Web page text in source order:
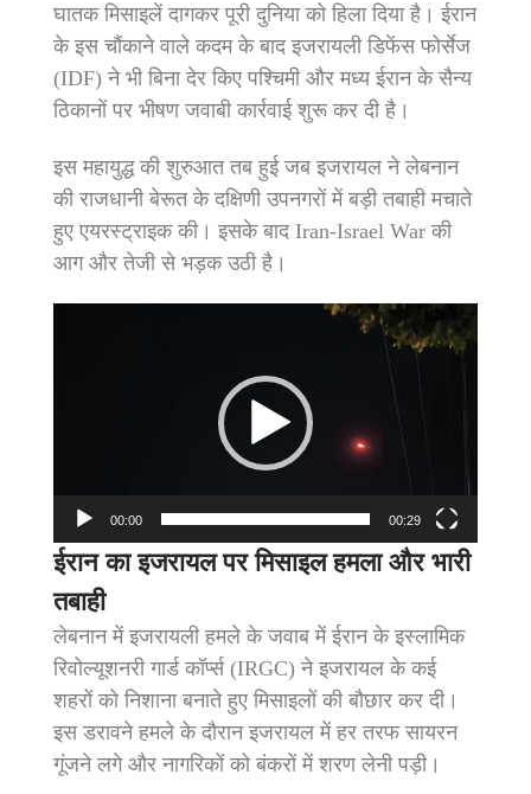
घातक मिसाइलें दागकर पूरी दुनिया को हिला दिया है। ईरान
के इस चौंकाने वाले कदम के बाद इजरायली डिफेंस फोर्सेज
(IDF) ने भी बिना देर किए पश्चिमी और मध्य ईरान के सैन्य
ठिकानों पर भीषण जवाबी कार्रवाई शुरू कर दी है।
इस महायुद्ध की शुरुआत तब हुई जब इजरायल ने लेबनान
की राजधानी बेरूत के दक्षिणी उपनगरों में बड़ी तबाही मचाते
हुए एयरस्ट्राइक की। इसके बाद Iran-Israel War की
आग और तेजी से भड़क उठी है।
00:00 00:29
ईरान का इजरायल पर मिसाइल हमला और भारी
तबाही
लेबनान में इजरायली हमले के जवाब में ईरान के इस्लामिक
रिवोल्यूशनरी गार्ड कॉर्प्स (IRGC) ने इजरायल के कई
शहरों को निशाना बनाते हुए मिसाइलों की बौछार कर दी।
इस डरावने हमले के दौरान इजरायल में हर तरफ सायरन
गूंजने लगे और नागरिकों को बंकरों में शरण लेनी पड़ी।